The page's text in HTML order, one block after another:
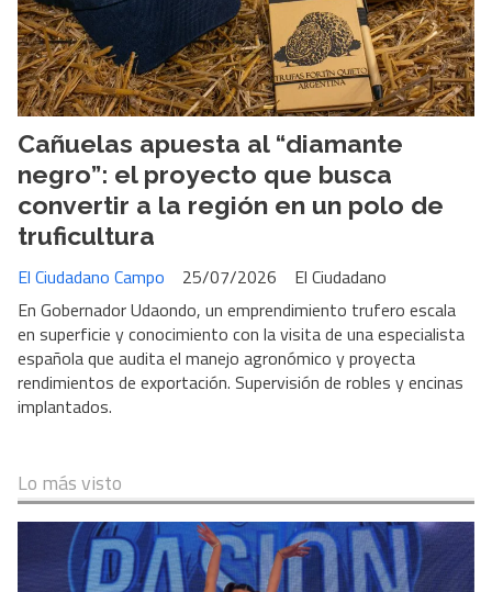
Cañuelas apuesta al “diamante
negro”: el proyecto que busca
convertir a la región en un polo de
truficultura
El Ciudadano
El Ciudadano Campo
25/07/2026
En Gobernador Udaondo, un emprendimiento trufero escala
en superficie y conocimiento con la visita de una especialista
española que audita el manejo agronómico y proyecta
rendimientos de exportación. Supervisión de robles y encinas
implantados.
Lo más visto